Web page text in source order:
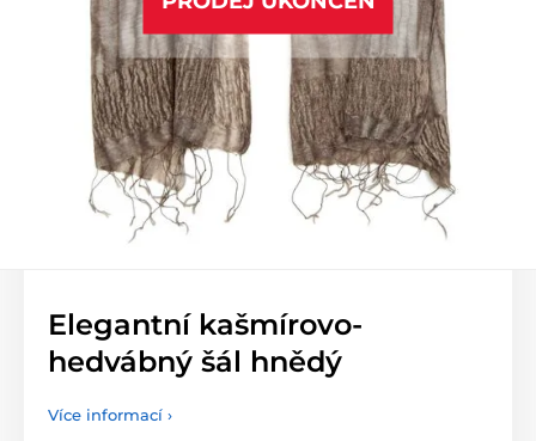
Elegantní kašmírovo-
hedvábný šál hnědý
Více informací ›